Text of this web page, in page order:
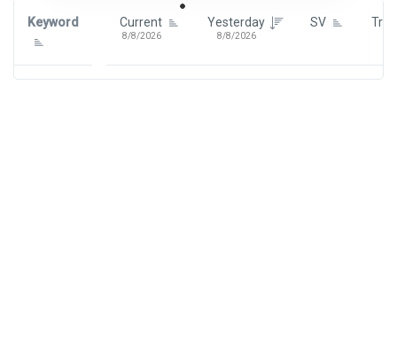
Keyword Current
8/8/2026
Yesterday
8/8/2026
SV